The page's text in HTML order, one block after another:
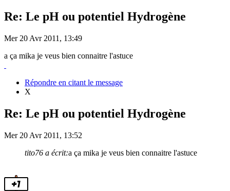
Re: Le pH ou potentiel Hydrogène
Mer 20 Avr 2011, 13:49
a ça mika je veus bien connaitre l'astuce
Répondre en citant le message
X
Re: Le pH ou potentiel Hydrogène
Mer 20 Avr 2011, 13:52
tito76 a écrit:a ça mika je veus bien connaitre l'astuce